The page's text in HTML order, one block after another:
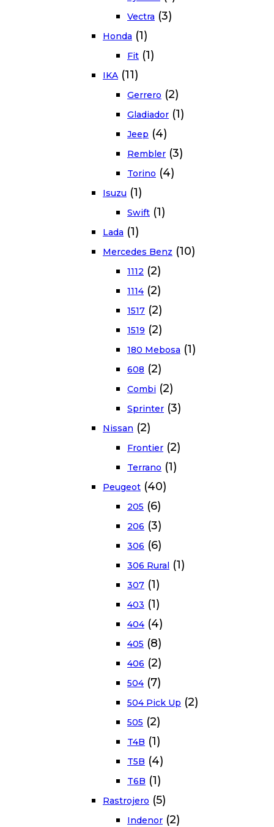
Vectra (3)
Honda (1)
Fit (1)
IKA (11)
Gerrero (2)
Gladiador (1)
Jeep (4)
Rembler (3)
Torino (4)
Isuzu (1)
Swift (1)
Lada (1)
Mercedes Benz (10)
1112 (2)
1114 (2)
1517 (2)
1519 (2)
180 Mebosa (1)
608 (2)
Combi (2)
Sprinter (3)
Nissan (2)
Frontier (2)
Terrano (1)
Peugeot (40)
205 (6)
206 (3)
306 (6)
306 Rural (1)
307 (1)
403 (1)
404 (4)
405 (8)
406 (2)
504 (7)
504 Pick Up (2)
505 (2)
T4B (1)
T5B (4)
T6B (1)
Rastrojero (5)
Indenor (2)